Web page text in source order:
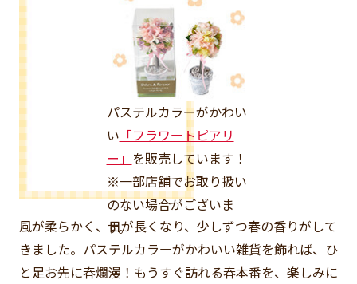
パステルカラーがかわい
い 「フラワートピアリ
ー」 を販売しています！
※一部店舗でお取り扱い
のない場合がございま
す。
風が柔らかく、日が長くなり、少しずつ春の香りがして
きました。パステルカラーがかわいい雑貨を飾れば、ひ
と足お先に春爛漫！もうすぐ訪れる春本番を、楽しみに